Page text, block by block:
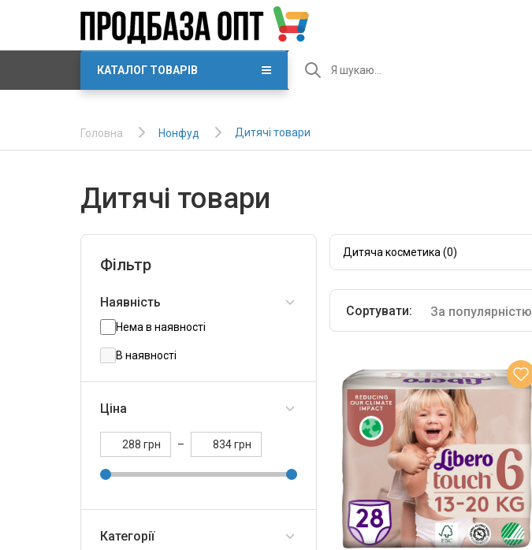
КАТАЛОГ ТОВАРІВ
Головна Нонфуд Дитячі товари
Дитячі товари
Фільтр
Наявність
Нема в наявності
В наявності
Ціна
грн – грн
Категорії
Дитяча косметика (0)
Сортувати: За популярністю